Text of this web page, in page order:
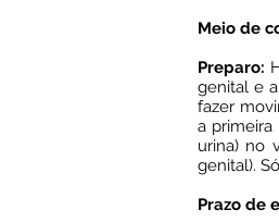
Meio de
Preparo:
genital e
fazer
a primeira
urina) no
genital).
Prazo de